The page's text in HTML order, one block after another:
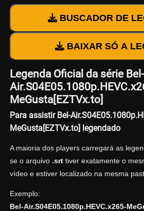
BUSCADOR DE
BAIXAR SÓ A
Legenda Oficial da série Bel-
MeGusta[EZTVx.to]
Para assistir Bel-
MeGusta[EZTVx.to] legendado
A maioria dos players carregará as
se o arquivo .srttiver exatamente o
vídeo e estiver localizado na mesma
Exemplo:
Bel-Air.S04E05.1080p.HEVC.x265-